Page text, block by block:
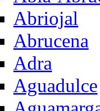
Abriojal
Abrucena
Adra
Aguadulce